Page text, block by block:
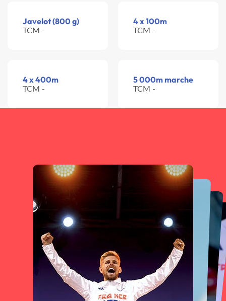
Javelot (800 g)
TCM -
4 x 100m
TCM -
4 x 400m
TCM -
5 000m marche
TCM -